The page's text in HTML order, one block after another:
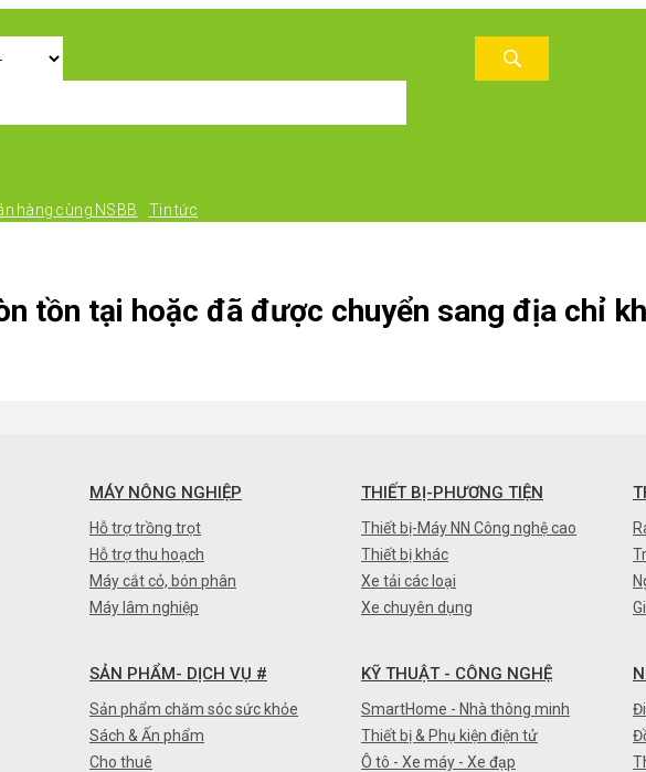
hàng cùng NSBB Tin tức
tồn tại hoặc đã được chuyển sang địa chỉ
MÁY NÔNG NGHIỆP
Hỗ trợ trồng trọt
Hỗ trợ thu hoạch
Máy cắt cỏ, bón phân
Máy lâm nghiệp
THIẾT BỊ-PHƯƠNG TIỆN
Thiết bị-Máy NN Công nghệ cao
Thiết bị khác
Xe tải các loại
Xe chuyên dụng
SẢN PHẨM- DỊCH VỤ #
Sản phẩm chăm sóc sức khỏe
Sách & Ấn phẩm
Cho thuê
KỸ THUẬT - CÔNG NGHỆ
SmartHome - Nhà thông minh
Thiết bị & Phụ kiện điện tử
Ô tô - Xe máy - Xe đạp